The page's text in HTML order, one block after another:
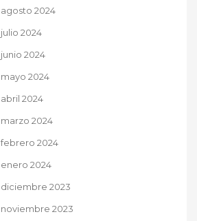
agosto 2024
julio 2024
junio 2024
mayo 2024
abril 2024
marzo 2024
febrero 2024
enero 2024
diciembre 2023
noviembre 2023